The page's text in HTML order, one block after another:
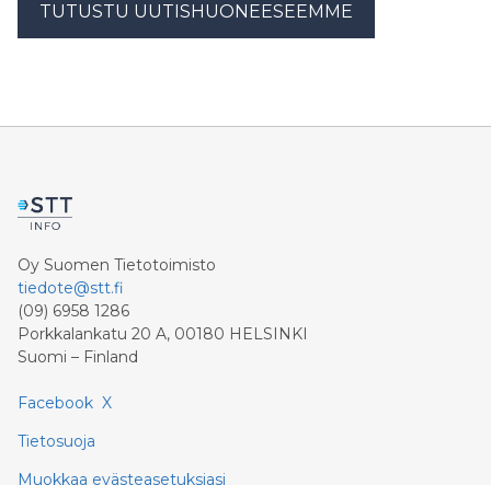
TUTUSTU UUTISHUONEESEEMME
Oy Suomen Tietotoimisto
tiedote@stt.fi
(09) 6958 1286
Porkkalankatu 20 A, 00180 HELSINKI
Suomi – Finland
Facebook X
Tietosuoja
Muokkaa evästeasetuksiasi